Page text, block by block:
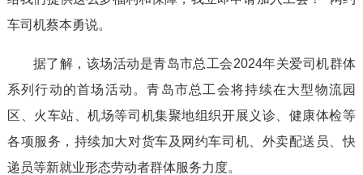
车司机蔡本勇说。
据了解，该场活动是青岛市总工会2024年关爱司机群体
系列行动的首场活动。青岛市总工会将持续在大型物流园
区、火车站、机场等司机集聚地组织开展义诊、健康体检等
各项服务，持续加大对货车及网约车司机、外卖配送员、快
递员等新就业形态劳动者群体服务力度。